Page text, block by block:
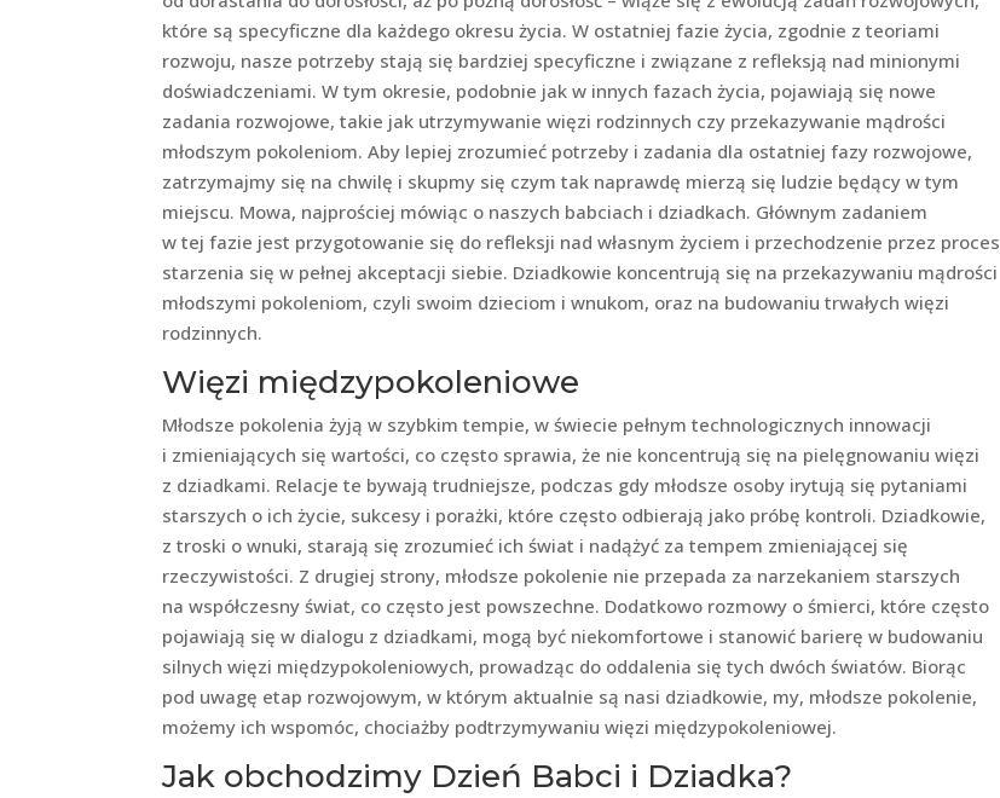
które są specyficzne dla każdego okresu życia. W ostatniej fazie życia, zgodnie z teoriami
rozwoju, nasze potrzeby stają się bardziej specyficzne i związane z refleksją nad minionymi
doświadczeniami. W tym okresie, podobnie jak w innych fazach życia, pojawiają się nowe
zadania rozwojowe, takie jak utrzymywanie więzi rodzinnych czy przekazywanie mądrości
młodszym pokoleniom. Aby lepiej zrozumieć potrzeby i zadania dla ostatniej fazy rozwojowe,
zatrzymajmy się na chwilę i skupmy się czym tak naprawdę mierzą się ludzie będący w tym
miejscu. Mowa, najprościej mówiąc o naszych babciach i dziadkach. Głównym zadaniem
w tej fazie jest przygotowanie się do refleksji nad własnym życiem i przechodzenie przez proces
starzenia się w pełnej akceptacji siebie. Dziadkowie koncentrują się na przekazywaniu mądrości
młodszymi pokoleniom, czyli swoim dzieciom i wnukom, oraz na budowaniu trwałych więzi
rodzinnych.
Więzi międzypokoleniowe
Młodsze pokolenia żyją w szybkim tempie, w świecie pełnym technologicznych innowacji
i zmieniających się wartości, co często sprawia, że nie koncentrują się na pielęgnowaniu więzi
z dziadkami. Relacje te bywają trudniejsze, podczas gdy młodsze osoby irytują się pytaniami
starszych o ich życie, sukcesy i porażki, które często odbierają jako próbę kontroli. Dziadkowie,
z troski o wnuki, starają się zrozumieć ich świat i nadążyć za tempem zmieniającej się
rzeczywistości. Z drugiej strony, młodsze pokolenie nie przepada za narzekaniem starszych
na współczesny świat, co często jest powszechne. Dodatkowo rozmowy o śmierci, które często
pojawiają się w dialogu z dziadkami, mogą być niekomfortowe i stanowić barierę w budowaniu
silnych więzi międzypokoleniowych, prowadząc do oddalenia się tych dwóch światów. Biorąc
pod uwagę etap rozwojowym, w którym aktualnie są nasi dziadkowie, my, młodsze pokolenie,
możemy ich wspomóc, chociażby podtrzymywaniu więzi międzypokoleniowej.
Jak obchodzimy Dzień Babci i Dziadka?